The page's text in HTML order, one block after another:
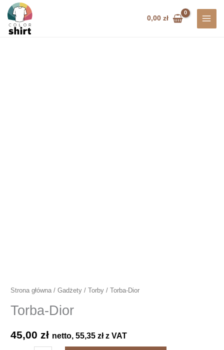
Przejdź
treści
0,00zł
Strona główna /Gadżety /Torby / Torba-Dior
Torba-Dior
45,00zł netto,55,35złz VAT